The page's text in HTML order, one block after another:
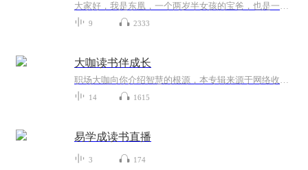
大家好，我是东凰，一个两岁半女孩的宝爸，也是一个 6 岁零 167 个月的大宝宝。在做爸爸妈妈这件事上，我们都一样，是个新手。我的宝宝发育正常吗？ta 是什么性格？应该用什么样的方式教育才最好？别人家的孩子怎么会那么多？......焦虑、无助、纠结、自责...
9 2333
大咖读书伴成长
职场大咖向你介绍智慧的根源，本专辑来源于网络收集，仅用于学习交流，支持正版原创，如有侵权联系删除。
14 1615
易学成读书直播
3 174